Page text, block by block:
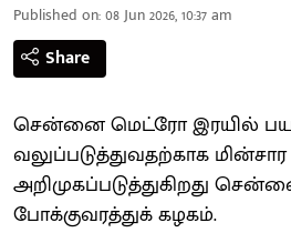
Published on:08 Jun 2026, 10:37 am
Share
சென்னை மெட்ரோ
வலுப்படுத்துவதற்காக
அறிமுகப்படுத்துகிறது
போக்குவரத்துக் கழகம்.